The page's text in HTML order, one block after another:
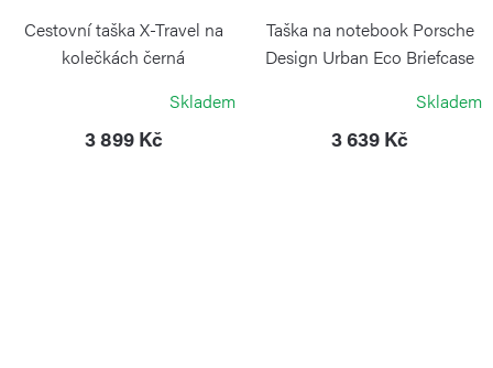
Cestovní taška X-Travel na
kolečkách černá
Skladem
3 899 Kč
Taška na notebook Porsche
Design Urban Eco Briefcase
PORSCHE DESIGNSkladem
3 639 Kč